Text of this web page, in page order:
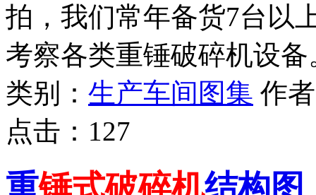
拍，我们常年备货7台以
考察各类重锤破碎机设备
类别： 生产车间图集 作
点击： 127
重锤式破碎机结构图